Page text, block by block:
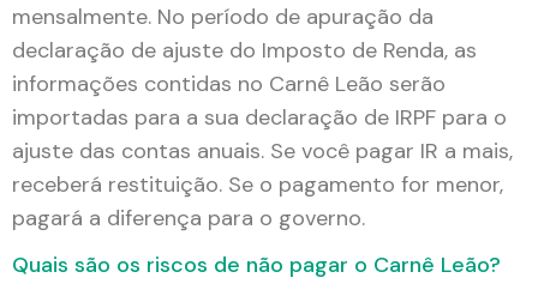
mensalmente. No período de apuração da
declaração de ajuste do Imposto de Renda, as
informações contidas no Carnê Leão serão
importadas para a sua declaração de IRPF para o
ajuste das contas anuais. Se você pagar IR a mais,
receberá restituição. Se o pagamento for menor,
pagará a diferença para o governo.
Quais são os riscos de não pagar o Carnê Leão?